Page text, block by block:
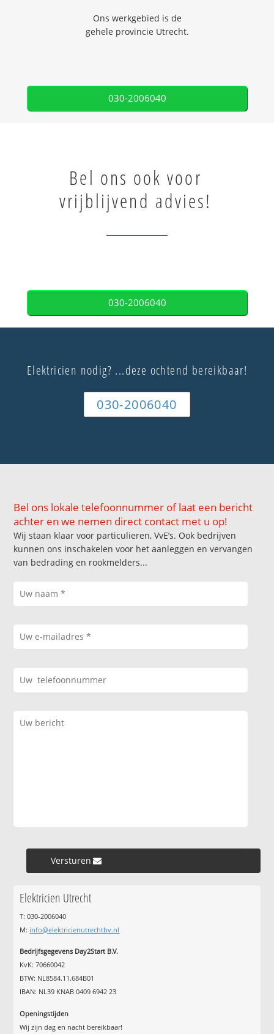
Ons werkgebied is de
gehele provincie Utrecht.
030-2006040
Bel ons ook voor
vrijblijvend advies!
030-2006040
Elektricien nodig? ...deze ochtend bereikbaar!
030-2006040
Bel ons lokale telefoonnummer of laat een bericht
achter en we nemen direct contact met u op!
Wij staan klaar voor particulieren, VvE’s. Ook bedrijven
kunnen ons inschakelen voor het aanleggen en vervangen
van bedrading en rookmelders...
Versturen »
Elektricien Utrecht
T: 030-2006040
M: info@elektricienutrechtbv.nl
Bedrijfsgegevens Day2Start B.V.
KvK: 70660042
BTW: NL8584.11.684B01
IBAN: NL39 KNAB 0409 6942 23
Openingstijden
Wij zijn dag en nacht bereikbaar!